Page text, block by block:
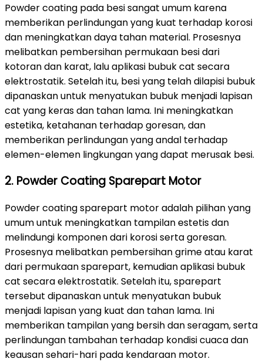
Powder coating pada besi sangat umum karena
memberikan perlindungan yang kuat terhadap korosi
dan meningkatkan daya tahan material. Prosesnya
melibatkan pembersihan permukaan besi dari
kotoran dan karat, lalu aplikasi bubuk cat secara
elektrostatik. Setelah itu, besi yang telah dilapisi bubuk
dipanaskan untuk menyatukan bubuk menjadi lapisan
cat yang keras dan tahan lama. Ini meningkatkan
estetika, ketahanan terhadap goresan, dan
memberikan perlindungan yang andal terhadap
elemen-elemen lingkungan yang dapat merusak besi.
2. Powder Coating Sparepart Motor
Powder coating sparepart motor adalah pilihan yang
umum untuk meningkatkan tampilan estetis dan
melindungi komponen dari korosi serta goresan.
Prosesnya melibatkan pembersihan grime atau karat
dari permukaan sparepart, kemudian aplikasi bubuk
cat secara elektrostatik. Setelah itu, sparepart
tersebut dipanaskan untuk menyatukan bubuk
menjadi lapisan yang kuat dan tahan lama. Ini
memberikan tampilan yang bersih dan seragam, serta
perlindungan tambahan terhadap kondisi cuaca dan
keausan sehari-hari pada kendaraan motor.